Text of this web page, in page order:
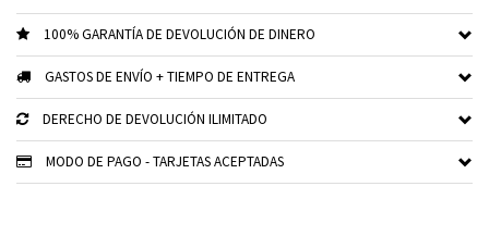
100% GARANTÍA DE DEVOLUCIÓN DE DINERO
GASTOS DE ENVÍO + TIEMPO DE ENTREGA
DERECHO DE DEVOLUCIÓN ILIMITADO
MODO DE PAGO - TARJETAS ACEPTADAS